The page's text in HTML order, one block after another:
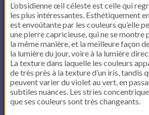
L’obsidienne œil céleste est celle qui
les plus intéressantes. Esthétiquement
est envoûtante par les couleurs qu’elle
une pierre capricieuse, qui ne se montre
la même manière, et la meilleure façon
la lumière du jour, voire à la lumière
La texture dans laquelle les couleurs
de très près à la texture d’un iris, tandis
peuvent varier du violet au vert, en
subtiles nuances. Les stries
que ses couleurs sont très changeants.